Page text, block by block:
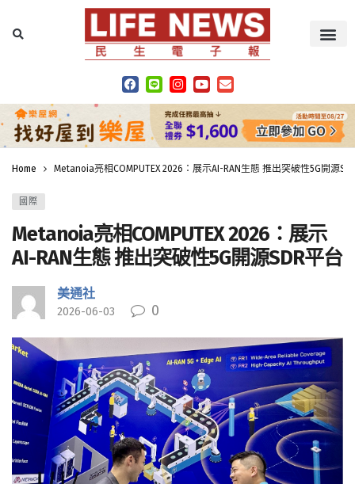
Home Metanoia亮相COMPUTEX 2026：展示AI-RAN生態 推出突破性5G開源
國際
Metanoia亮相COMPUTEX 2026：展示
AI-RAN生態 推出突破性5G開源SDR平台
美通社
2026-06-03 0